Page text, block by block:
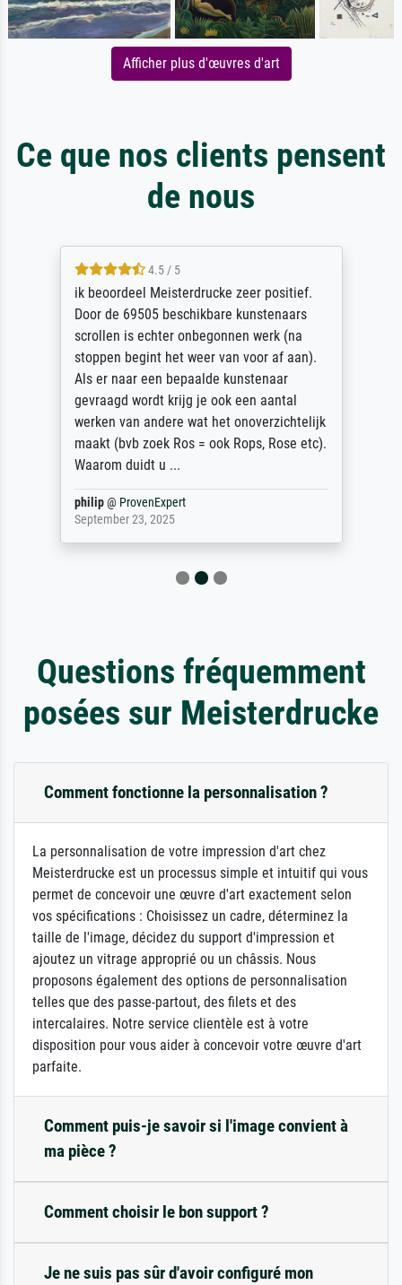
Afficher plus d'œuvres d'art
Ce que nos clients pensent
de nous
4.5 / 5
ik beoordeel Meisterdrucke zeer positief.
Door de 69505 beschikbare kunstenaars
scrollen is echter onbegonnen werk (na
stoppen begint het weer van voor af aan).
Als er naar een bepaalde kunstenaar
gevraagd wordt krijg je ook een aantal
werken van andere wat het onoverzichtelijk
maakt (bvb zoek Ros = ook Rops, Rose etc).
Waarom duidt u ...
philip@ ProvenExpert
September 23, 2025
Questions fréquemment
posées sur Meisterdrucke
Comment fonctionne la personnalisation ?
La personnalisation de votre impression d'art chez
Meisterdrucke est un processus simple et intuitif qui vous
permet de concevoir une œuvre d'art exactement selon
vos spécifications : Choisissez un cadre, déterminez la
taille de l'image, décidez du support d'impression et
ajoutez un vitrage approprié ou un châssis. Nous
proposons également des options de personnalisation
telles que des passe-partout, des filets et des
intercalaires. Notre service clientèle est à votre
disposition pour vous aider à concevoir votre œuvre d'art
parfaite.
Comment puis-je savoir si l'image convient à
ma pièce ?
Comment choisir le bon support ?
Je ne suis pas sûr d'avoir configuré mon